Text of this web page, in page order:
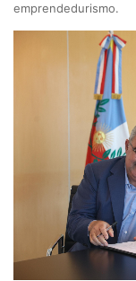
emprendedurismo.